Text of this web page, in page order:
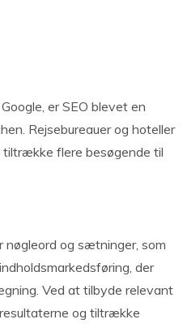
er SEO blevet en
Rejsebureauer og hoteller
flere besøgende til
nøgleord og sætninger, som
der
Ved at tilbyde relevant
og tiltrække